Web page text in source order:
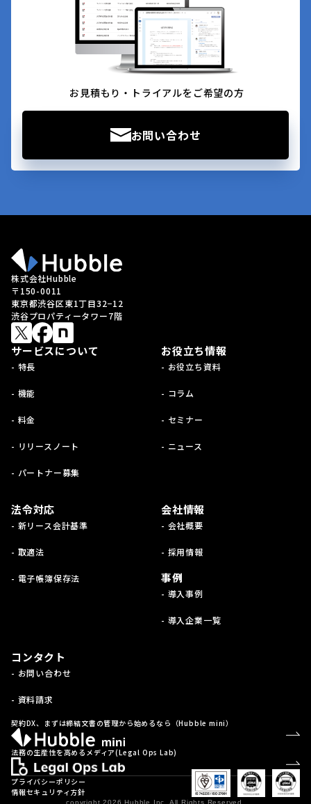
お見積もり・トライアルをご希望の方
お問い合わせ
株式会社Hubble
〒150-0011
東京都渋谷区東1丁目32−12
渋谷プロパティータワー7階
サービスについて
- 特長
- 機能
- 料金
- リリースノート
- パートナー募集
お役立ち情報
- お役立ち資料
- コラム
- セミナー
- ニュース
法令対応
- 新リース会計基準
- 取適法
- 電子帳簿保存法
会社情報
- 会社概要
- 採用情報
事例
- 導入事例
- 導入企業一覧
コンタクト
- お問い合わせ
- 資料請求
契約DX、まずは締結文書の管理から始めるなら（Hubble mini）
法務の生産性を高めるメディア(Legal Ops Lab)
copyright 2026 Hubble Inc. All Rights Reserved.
プライバシーポリシー
情報セキュリティ方針